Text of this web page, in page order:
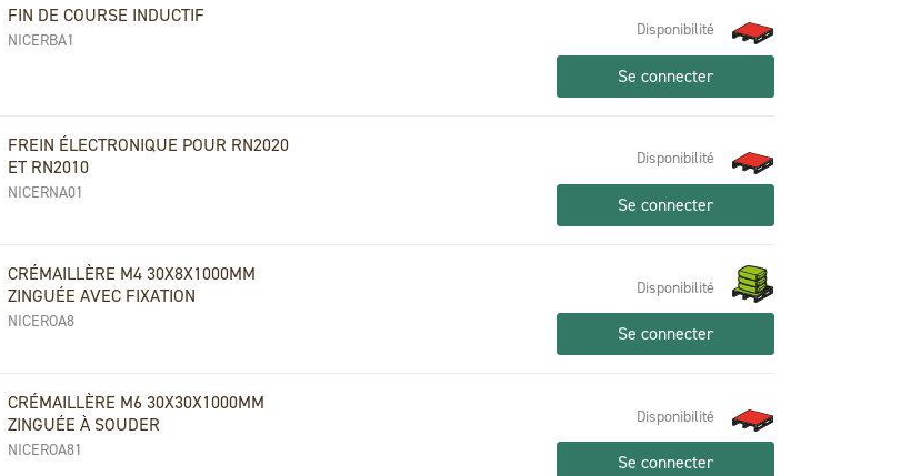
FIN DE COURSE INDUCTIF
NICERBA1
Disponibilité
Se connecter
FREIN ÉLECTRONIQUE POUR RN2020
ET RN2010
NICERNA01
Disponibilité
Se connecter
CRÉMAILLÈRE M4 30X8X1000MM
ZINGUÉE AVEC FIXATION
NICEROA8
Disponibilité
Se connecter
CRÉMAILLÈRE M6 30X30X1000MM
ZINGUÉE À SOUDER
NICEROA81
Disponibilité
Se connecter